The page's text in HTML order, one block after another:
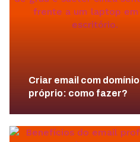
Criar email com domínio
próprio: como fazer?